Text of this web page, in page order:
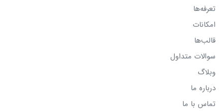
تعرفه‌ها
امکانات
قالب‌ها
سوالات متداول
وبلاگ
درباره ما
تماس با ما